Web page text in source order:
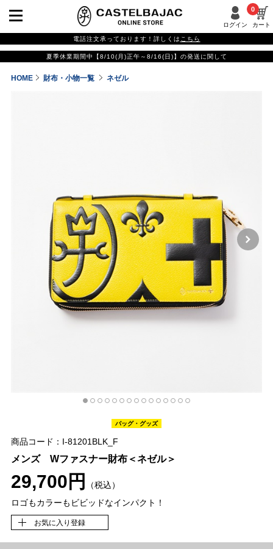
ログイン カート
0
電話注文承っております！詳しくは こちら
夏季休業期間中【8/10(月)正午～8/16(日)】の発送に関して
HOME 財布・小物一覧 ネゼル
バッグ・グッズ
商品コード：I-81201BLK_F
メンズ Wファスナー財布＜ネゼル＞
29,700円
（税込）
ロゴもカラーもビビッドなインパクト！
お気に入り登録